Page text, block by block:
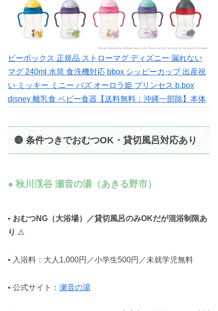
ビーボックス 正規品 ストローマグ ディズニー 漏れない
マグ 240ml 水筒 食洗機対応 bbox シッピーカップ 出産祝
い ミッキー ミニー バズ オーロラ姫 プリンセス b.box
disney 離乳食 ベビー食器【送料無料：沖縄一部除】本体
🟡 条件つきでおむつOK・貸切風呂対応あり
● 秋川渓谷 瀬音の湯（あきる野市）
• おむつNG（大浴場）／貸切風呂のみOKだが混浴制限あ
り ⚠️
• 入浴料：大人1,000円／小学生500円／未就学児無料
• 公式サイト： 瀬音の湯